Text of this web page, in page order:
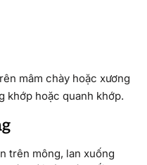
mâm chày hoặc xương
khớp hoặc quanh khớp.
trên mông, lan xuống